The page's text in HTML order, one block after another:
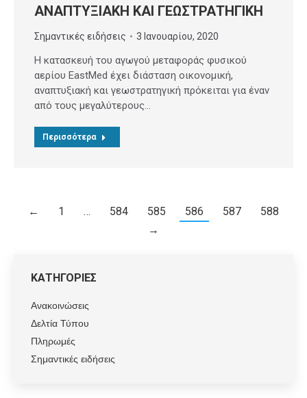
ΑΝΑΠΤΥΞΙΑΚΗ ΚΑΙ ΓΕΩΣΤΡΑΤΗΓΙΚΗ
Σημαντικές ειδήσεις 3 Ιανουαρίου, 2020
Η κατασκευή του αγωγού μεταφοράς φυσικού
αερίου EastMed έχει διάσταση οικονομική,
αναπτυξιακή και γεωστρατηγική πρόκειται για έναν
από τους μεγαλύτερους…
Περισσότερα
← 1 … 584 585 586 587
588
→
ΚΑΤΗΓΟΡΙΕΣ
Ανακοινώσεις
Δελτία Τύπου
Πληρωμές
Σημαντικές ειδήσεις